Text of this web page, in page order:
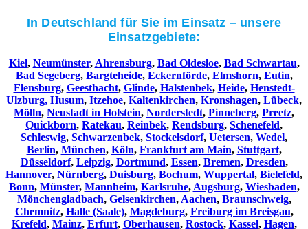
In Deutschland für Sie im Einsatz – unsere
Einsatzgebiete:
Kiel, Neumünster, Ahrensburg, Bad Oldesloe, Bad Schwartau,
Bad Segeberg, Bargteheide, Eckernförde, Elmshorn, Eutin,
Flensburg, Geesthacht, Glinde, Halstenbek, Heide, Henstedt-
Ulzburg, Husum, Itzehoe, Kaltenkirchen, Kronshagen, Lübeck,
Mölln, Neustadt in Holstein, Norderstedt, Pinneberg, Preetz,
Quickborn, Ratekau, Reinbek, Rendsburg, Schenefeld,
Schleswig, Schwarzenbek, Stockelsdorf, Uetersen, Wedel,
Berlin, München, Köln, Frankfurt am Main, Stuttgart,
Düsseldorf, Leipzig, Dortmund, Essen, Bremen, Dresden,
Hannover, Nürnberg, Duisburg, Bochum, Wuppertal, Bielefeld,
Bonn, Münster, Mannheim, Karlsruhe, Augsburg, Wiesbaden,
Mönchengladbach, Gelsenkirchen, Aachen, Braunschweig,
Chemnitz⁠, Halle (Saale), Magdeburg, Freiburg im Breisgau,
Krefeld, Mainz, Erfurt, Oberhausen, Rostock, Kassel, Hagen,